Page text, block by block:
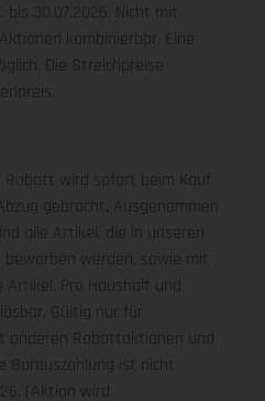
bis 30.07.2026. Nicht mit
kombinierbar. Eine
Die Streichpreise
Rabatt wird sofort beim Kauf
gebracht. Ausgenommen
alle Artikel, die in unseren
werden, sowie mit
Artikel. Pro Haushalt und
Gültig nur für
anderen Rabattaktionen und
Barauszahlung ist nicht
(Aktion wird